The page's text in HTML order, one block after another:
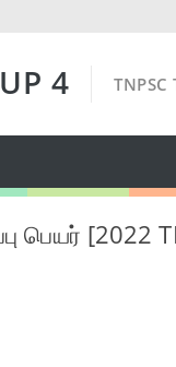
4 TNPSC
பெயர் [2022